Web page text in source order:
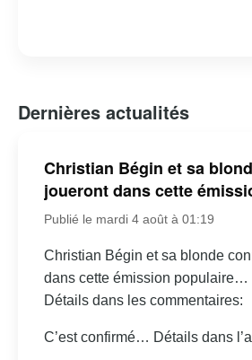
Dernières actualités
Christian Bégin et sa
joueront dans cette
Publié le mardi 4 août à 01:19
Christian Bégin et sa blonde
dans cette émission populaire…
Détails dans les commentaires:
C’est confirmé… Détails dans